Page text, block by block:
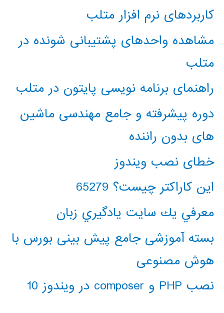
کاربردهای نرم افزار متلب
مشاهده واحدهای پشتیبانی شونده در
متلب
راهنمای برنامه نویسی پایتون در متلب
دوره پیشرفته و جامع مهندسی ماشین
های بدون راننده
خطای نصب ویندوز
این کاراکتر چیست؟ 65279
معرفي يك سايت يادگيري زبان
بسته آموزشی جامع پیش بینی بورس با
هوش مصنوعی
نصب PHP و composer در ویندوز 10